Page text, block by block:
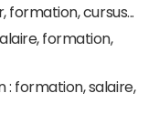
formation, cursus...
formation,
formation, salaire,